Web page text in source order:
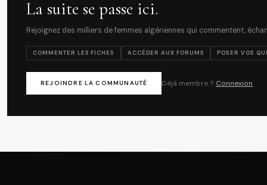
La suite se passe ici.
Rejoignez des milliers de femmes algériennes qui commentent,
COMMENTER LES FICHES ACCÉDER AUX FORUMS POSER VOS
REJOINDRE LA COMMUNAUTÉ Déjà membre ? Connexion